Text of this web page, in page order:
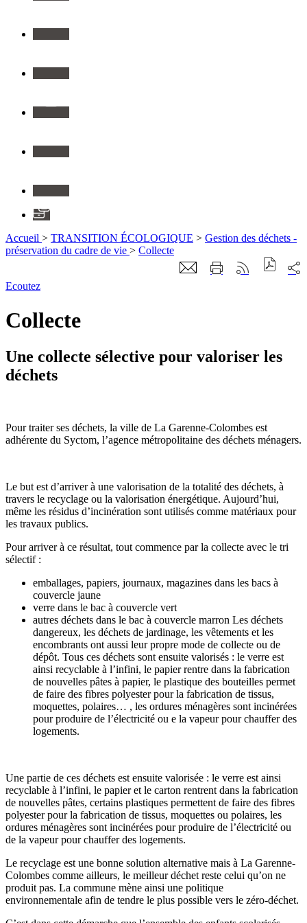
Accueil > TRANSITION ÉCOLOGIQUE > Gestion des déchets -
préservation du cadre de vie > Collecte
Ecoutez
Collecte
Une collecte sélective pour valoriser les
déchets
Pour traiter ses déchets, la ville de La Garenne-Colombes est
adhérente du Syctom, l’agence métropolitaine des déchets ménagers.
Le but est d’arriver à une valorisation de la totalité des déchets, à
travers le recyclage ou la valorisation énergétique. Aujourd’hui,
même les résidus d’incinération sont utilisés comme matériaux pour
les travaux publics.
Pour arriver à ce résultat, tout commence par la collecte avec le tri
sélectif :
emballages, papiers, journaux, magazines dans les bacs à
couvercle jaune
verre dans le bac à couvercle vert
autres déchets dans le bac à couvercle marron Les déchets
dangereux, les déchets de jardinage, les vêtements et les
encombrants ont aussi leur propre mode de collecte ou de
dépôt. Tous ces déchets sont ensuite valorisés : le verre est
ainsi recyclable à l’infini, le papier rentre dans la fabrication
de nouvelles pâtes à papier, le plastique des bouteilles permet
de faire des fibres polyester pour la fabrication de tissus,
moquettes, polaires… , les ordures ménagères sont incinérées
pour produire de l’électricité ou e la vapeur pour chauffer des
logements.
Une partie de ces déchets est ensuite valorisée : le verre est ainsi
recyclable à l’infini, le papier et le carton rentrent dans la fabrication
de nouvelles pâtes, certains plastiques permettent de faire des fibres
polyester pour la fabrication de tissus, moquettes ou polaires, les
ordures ménagères sont incinérées pour produire de l’électricité ou
de la vapeur pour chauffer des logements.
Le recyclage est une bonne solution alternative mais à La Garenne-
Colombes comme ailleurs, le meilleur déchet reste celui qu’on ne
produit pas. La commune mène ainsi une politique
environnementale afin de tendre le plus possible vers le zéro-déchet.